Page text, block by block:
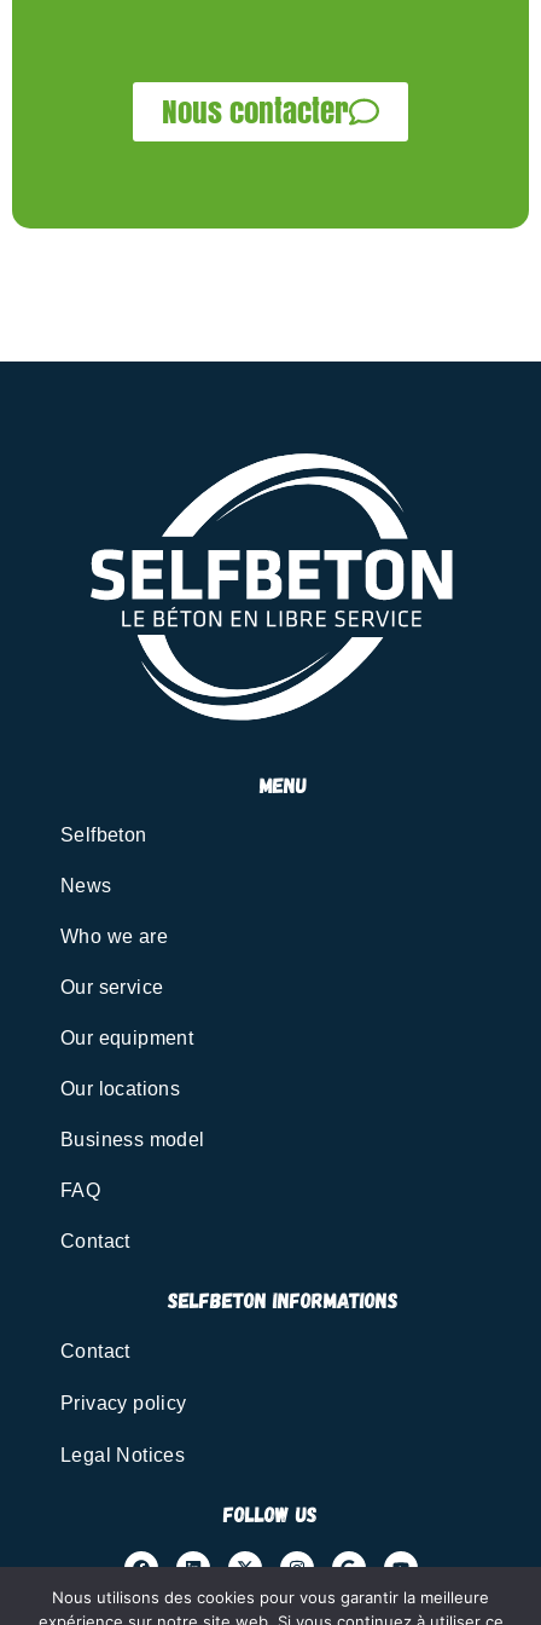
Nous contacter
menu
Selfbeton
News
Who we are
Our service
Our equipment
Our locations
Business model
FAQ
Contact
SELFBETON INFORMATIONS
Contact
Privacy policy
Legal Notices
FOLLOW US
Nous utilisons des cookies pour vous garantir la meilleure